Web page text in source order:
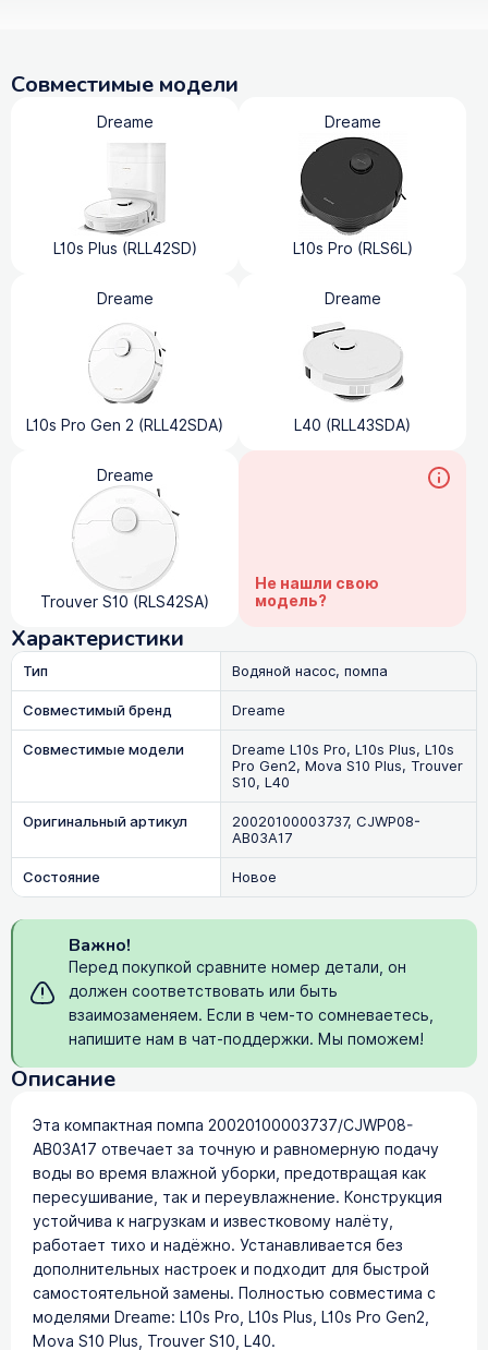
Совместимые модели
Dreame
L10s Plus (RLL42SD)
Dreame
L10s Pro (RLS6L)
Dreame
L10s Pro Gen 2 (RLL42SDA)
Dreame
L40 (RLL43SDA)
Dreame
Trouver S10 (RLS42SA)
Не нашли свою
модель?
Характеристики
Тип
Водяной насос, помпа
Совместимый бренд
Dreame
Совместимые модели
Dreame L10s Pro, L10s Plus, L10s
Pro Gen2, Mova S10 Plus, Trouver
S10, L40
Оригинальный артикул
20020100003737, CJWP08-
AB03A17
Состояние
Новое
Важно!
Перед покупкой сравните номер детали, он
должен соответствовать или быть
взаимозаменяем. Если в чем-то сомневаетесь,
напишите нам в чат-поддержки. Мы поможем!
Описание
Эта компактная помпа 20020100003737/CJWP08-
AB03A17 отвечает за точную и равномерную подачу
воды во время влажной уборки, предотвращая как
пересушивание, так и переувлажнение. Конструкция
устойчива к нагрузкам и известковому налёту,
работает тихо и надёжно. Устанавливается без
дополнительных настроек и подходит для быстрой
самостоятельной замены. Полностью совместима с
моделями Dreame: L10s Pro, L10s Plus, L10s Pro Gen2,
Mova S10 Plus, Trouver S10, L40.